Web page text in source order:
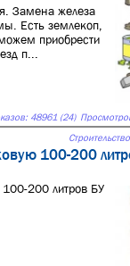
Замена железа
Есть землекоп,
приобрести
п...
48961 (24)
100-200
100-200 литров БУ